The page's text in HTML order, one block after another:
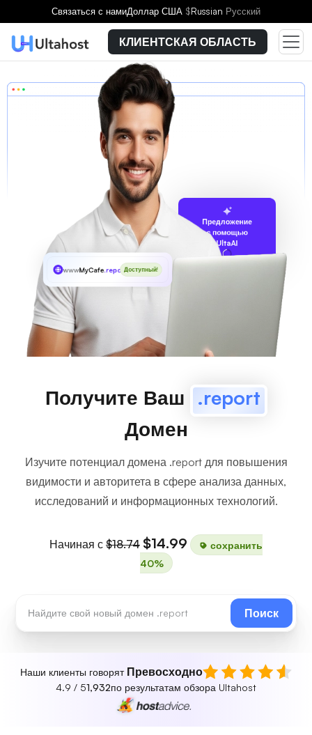
Связаться с намиДоллар США $Russian Русский
КЛИЕНТСКАЯ ОБЛАСТЬ
Предложение
с помощью
UltaAI
wwwMyCafe.reportДоступный!
Получите Ваш .report
Домен
Изучите потенциал домена .report для повышения
видимости и авторитета в сфере анализа данных,
исследований и информационных технологий.
Начиная с $18.74 $14.99
сохранить
40%
Поиск
Наши клиенты говорят Превосходно
4.9 / 51,932по результатам обзора Ultahost